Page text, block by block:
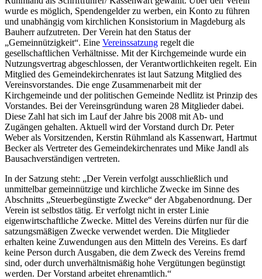
wurde es möglich, Spenden­gelder zu werben, ein Konto zu führen
und unabhängig vom kirchlichen Konsistorium in Magdeburg als
Bauherr aufzutreten. Der Verein hat den Status der
„Gemeinnützigkeit“. Eine Vereinssatzung regelt die
gesellschaftlichen Verhältnisse. Mit der Kirchgemeinde wurde ein
Nutzungsvertrag abge­schlossen, der Verantwortlichkeiten regelt. Ein
Mitglied des Gemeinde­kir­chen­rates ist laut Satzung Mitglied des
Vereinsvorstan­des. Die enge Zusammenarbeit mit der
Kirchgemeinde und der politischen Gemeinde Nedlitz ist Prinzip des
Vorstandes. Bei der Vereinsgründung waren 28 Mitglieder dabei.
Diese Zahl hat sich im Lauf der Jahre bis 2008 mit Ab- und
Zugängen gehalten. Aktuell wird der Vorstand durch Dr. Peter
Weber als Vorsitzenden, Kerstin Rühmland als Kassenwart, Hartmut
Becker als Vertreter des Gemeindekirchenrates und Mike Jandl als
Bausachverständigen vertreten.
In der Satzung steht: „Der Verein verfolgt ausschließlich und
unmittelbar gemeinnützige und kirchliche Zwecke im Sinne des
Abschnitts „Steuerbegünstigte Zwecke“ der Abgabenord­nung. Der
Verein ist selbstlos tätig. Er verfolgt nicht in erster Linie
eigenwirtschaftliche Zwecke. Mittel des Vereins dürfen nur für die
satzungsmäßigen Zwecke verwendet werden. Die Mitglieder
erhalten keine Zuwendungen aus den Mitteln des Vereins. Es darf
keine Per­son durch Ausgaben, die dem Zweck des Vereins fremd
sind, oder durch unverhältnismäßig hohe Vergütungen begünstigt
werden. Der Vorstand arbeitet ehrenamtlich.“